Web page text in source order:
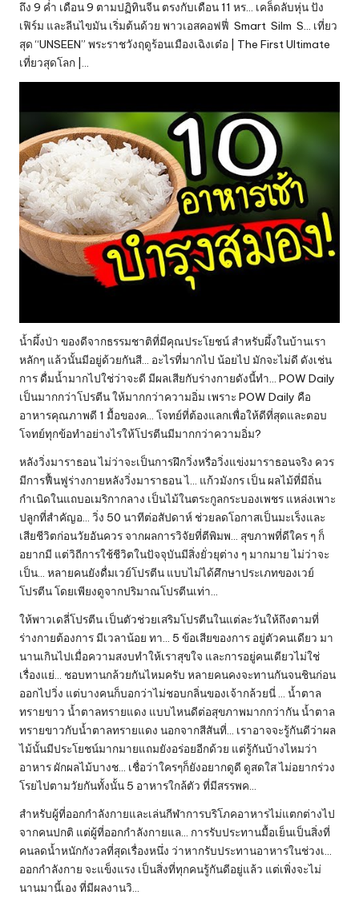
ถึง 9 ค่ำ เดือน 9 ตามปฏิทินจีน ตรงกับเดือน 11 หร… เคล็ดลับหุ่น ปัง
เฟิร์ม และลีนไขมัน เริ่มต้นด้วย พาวเอสคอฟฟี่ Smart Silm S… เที่ยว
สุด “UNSEEN” พระราชวังฤดูร้อนเมืองเฉิงเต๋อ | The First Ultimate
เที่ยวสุดโลก |…
น้ำผึ้งป่า ของดีจากธรรมชาติที่มีคุณประโยชน์ สำหรับผึ้งในบ้านเรา
หลักๆ แล้วนั้นมีอยู่ด้วยกันสี… อะไรที่มากไป น้อยไป มักจะไม่ดี ดังเช่น
การ ดื่มน้ำมากไปใช่ว่าจะดี มีผลเสียกับร่างกายดังนี้ทํา… POW Daily
เป็นมากกว่าโปรตีน ให้มากกว่าความอิ่ม เพราะ POW Daily คือ
อาหารคุณภาพดี 1 มื้อของค… โจทย์ที่ต้องแลกเพื่อให้ดีที่สุดและตอบ
โจทย์ทุกข้อทำอย่างไรให้โปรตีนมีมากกว่าความอิ่ม?
หลังวิ่งมาราธอน ไม่ว่าจะเป็นการฝึกวิ่งหรือวิ่งแข่งมาราธอนจริง ควร
มีการฟื้นฟูร่างกายหลังวิ่งมาราธอน ไ… แก้วมังกร เป็น ผลไม้ที่มีถิ่น
กำเนิดในแถบอเมริกากลาง เป็นไม้ในตระกูลกระบองเพชร แหล่งเพาะ
ปลูกที่สำคัญอ… วิ่ง 50 นาทีต่อสัปดาห์ ช่วยลดโอกาสเป็นมะเร็งและ
เสียชีวิตก่อนวัยอันควร จากผลการวิจัยที่ตีพิมพ… สุขภาพที่ดีใคร ๆ ก็
อยากมี แต่วิถีการใช้ชีวิตในปัจจุบันมีสิ่งยั่วยุต่าง ๆ มากมาย ไม่ว่าจะ
เป็น… หลายคนยังดื่มเวย์โปรตีน แบบไม่ได้ศึกษาประเภทของเวย์
โปรตีน โดยเพียงดูจากปริมาณโปรตีนเท่า…
ให้พาวเดลี่โปรตีน เป็นตัวช่วยเสริมโปรตีนในแต่ละวันให้ถึงตามที่
ร่างกายต้องการ มีเวลาน้อย ทา… 5 ข้อเสียของการ อยู่ตัวคนเดียว มา
นานเกินไปเมื่อความสงบทำให้เราสุขใจ และการอยู่คนเดียวไม่ใช่
เรื่องแย่… ชอบทานกล้วยกันไหมครับ หลายคนคงจะทานกันจนชินก่อน
ออกไปวิ่ง แต่บางคนก็บอกว่าไม่ชอบกลิ่นของเจ้ากล้วยนี่ … น้ำตาล
ทรายขาว น้ำตาลทรายแดง แบบไหนดีต่อสุขภาพมากกว่ากัน น้ำตาล
ทรายขาวกับน้ำตาลทรายแดง นอกจากสีสันที่… เราอาจจะรู้กันดีว่าผล
ไม้นั้นมีประโยชน์มากมายแถมยังอร่อยอีกด้วย แต่รู้กันบ้างไหมว่า
อาหาร ผักผลไม้บางช… เชื่อว่าใครๆก็ยังอยากดูดี ดูสดใส ไม่อยากร่วง
โรยไปตามวัยกันทั้งนั้น 5 อาหารใกล้ตัว ที่มีสรรพค…
สำหรับผู้ที่ออกกำลังกายและเล่นกีฬาการบริโภคอาหารไม่แตกต่างไป
จากคนปกติ แต่ผู้ที่ออกกำลังกายแล… การรับประทานมื้อเย็นเป็นสิ่งที่
คนลดน้ำหนักกังวลที่สุดเรื่องหนึ่ง ว่าหากรับประทานอาหารในช่วงเ…
ออกกำลังกาย จะแข็งแรง เป็นสิ่งที่ทุกคนรู้กันดีอยู่แล้ว แต่เพิ่งจะไม่
นานมานี้เอง ที่มีผลงานวิ…